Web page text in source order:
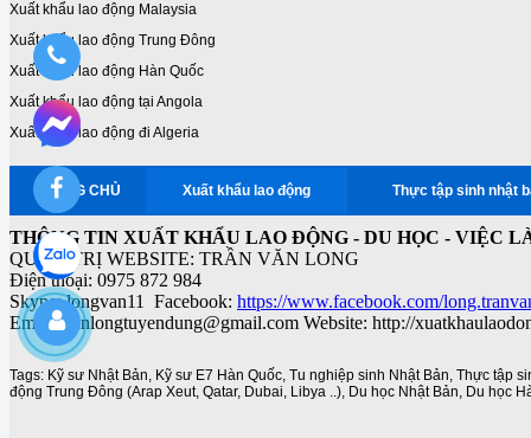
Xuất khẩu lao động Malaysia
Xuất khẩu lao động Trung Đông
Xuất khẩu lao động Hàn Quốc
Xuất khẩu lao động tại Angola
Xuất khẩu lao động đi Algeria
TRANG CHỦ Xuất khẩu lao động Thực tập sinh nhật
THÔNG TIN XUẤT KHẨU LAO ĐỘNG - DU HỌC - VIỆC
QUẢN TRỊ WEBSITE: TRẦN VĂN LONG
Điện thoại: 0975 872 984
Skype: longvan11 Facebook: https://www.facebook.com/
Email: vanlongtuyendung@gmail.com Website: http://
Tags: Kỹ sư Nhật Bản, Kỹ sư E7 Hàn Quốc, Tu nghiệp sinh Nhật Bản, Thực tập
động Trung Đông (Arap Xeut, Qatar, Dubai, Libya ..), Du học Nhật Bản, Du học